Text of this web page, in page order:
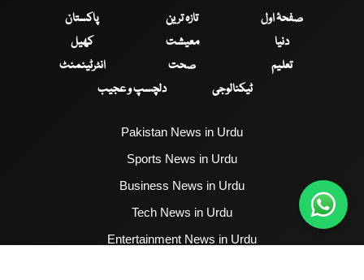
صفحۂ اول تازہ ترین
پاکستان
دنیا
معیشت
کھیل
تعلیم
صحت
انٹرٹینمنٹ
ٹیکنالوجی
دلچسپ و عجیب
Pakistan News in Urdu
Sports News in Urdu
Business News in Urdu
Tech News in Urdu
Entertainment News in Urdu